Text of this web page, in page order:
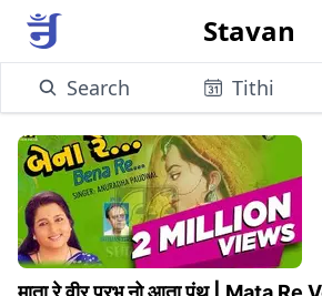
Stavan
Search Tithi